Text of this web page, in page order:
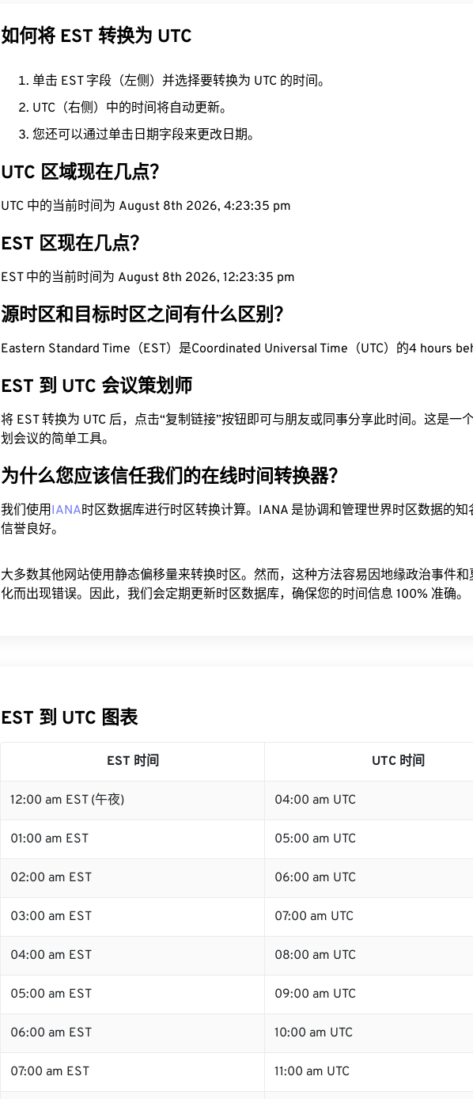
如何将 EST 转换为 UTC
单击 EST 字段（左侧）并选择要转换为 UTC 的时间。
UTC（右侧）中的时间将自动更新。
您还可以通过单击日期字段来更改日期。
UTC 区域现在几点？
UTC 中的当前时间为 August 8th 2026, 4:23:36 pm
EST 区现在几点？
EST 中的当前时间为 August 8th 2026, 12:23:36 pm
源时区和目标时区之间有什么区别？
Eastern Standard Time（EST）是Coordinated Universal Time（UTC）的4 hours
EST 到 UTC 会议策划师
将 EST 转换为 UTC 后，点击“复制链接”按钮即可与朋友或同事分享此时间。这是一
划会议的简单工具。
为什么您应该信任我们的在线时间转换器？
我们使用IANA时区数据库进行时区转换计算。IANA 是协调和管理世界时区数据的知
信誉良好。
大多数其他网站使用静态偏移量来转换时区。然而，这种方法容易因地缘政治事件和
化而出现错误。因此，我们会定期更新时区数据库，确保您的时间信息 100% 准确。
EST 到 UTC 图表
EST 时间 UTC 时间
12:00 am EST (午夜) 04:00 am UTC
01:00 am EST 05:00 am UTC
02:00 am EST 06:00 am UTC
03:00 am EST 07:00 am UTC
04:00 am EST 08:00 am UTC
05:00 am EST 09:00 am UTC
06:00 am EST 10:00 am UTC
07:00 am EST 11:00 am UTC